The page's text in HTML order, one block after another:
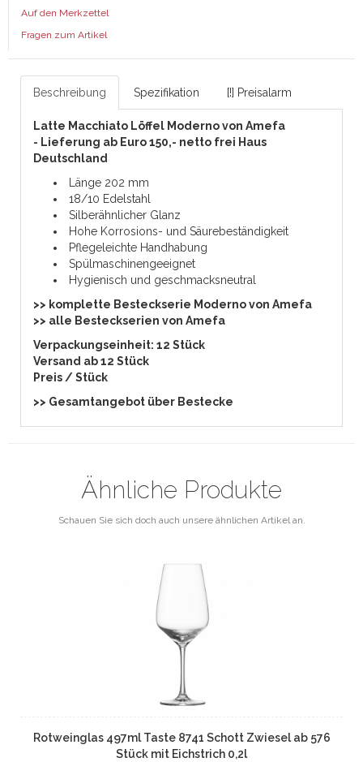
Auf den Merkzettel
Fragen zum Artikel
Beschreibung Spezifikation [!] Preisalarm
Latte Macchiato Löffel Moderno von Amefa
- Lieferung ab Euro 150,- netto frei Haus
Deutschland
Länge 202 mm
18/10 Edelstahl
Silberähnlicher Glanz
Hohe Korrosions- und Säurebeständigkeit
Pflegeleichte Handhabung
Spülmaschinengeeignet
Hygienisch und geschmacksneutral
>> komplette Besteckserie Moderno von Amefa
>> alle Besteckserien von Amefa
Verpackungseinheit: 12 Stück
Versand ab 12 Stück
Preis / Stück
>> Gesamtangebot über Bestecke
Ähnliche Produkte
Schauen Sie sich doch auch unsere ähnlichen Artikel an.
Rotweinglas 497ml Taste 8741 Schott Zwiesel ab 576
Stück mit Eichstrich 0,2l